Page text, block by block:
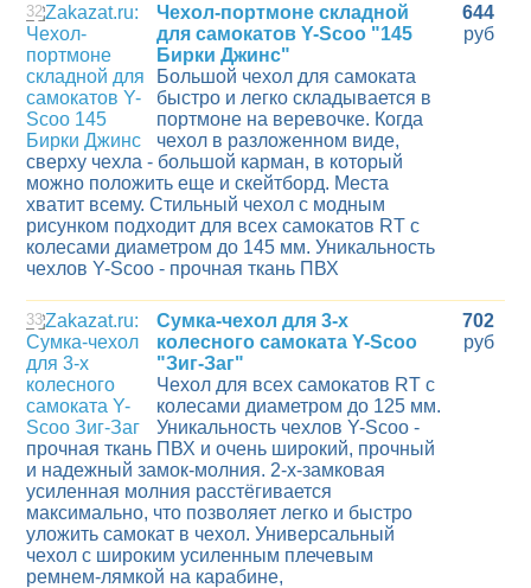
32
Чехол-портмоне складной
для самокатов Y-Scoo "145
Бирки Джинс"
Большой чехол для самоката
быстро и легко складывается в
портмоне на веревочке. Когда
чехол в разложенном виде,
сверху чехла - большой карман, в который
можно положить еще и скейтборд. Места
хватит всему. Стильный чехол с модным
рисунком подходит для всех самокатов RT с
колесами диаметром до 145 мм. Уникальность
чехлов Y-Scoo - прочная ткань ПВХ
644
руб
33
Сумка-чехол для 3-х
колесного самоката Y-Scoo
"Зиг-Заг"
Чехол для всех самокатов RT с
колесами диаметром до 125 мм.
Уникальность чехлов Y-Scoo -
прочная ткань ПВХ и очень широкий, прочный
и надежный замок-молния. 2-х-замковая
усиленная молния расстёгивается
максимально, что позволяет легко и быстро
уложить самокат в чехол. Универсальный
чехол с широким усиленным плечевым
ремнем-лямкой на карабине,
702
руб